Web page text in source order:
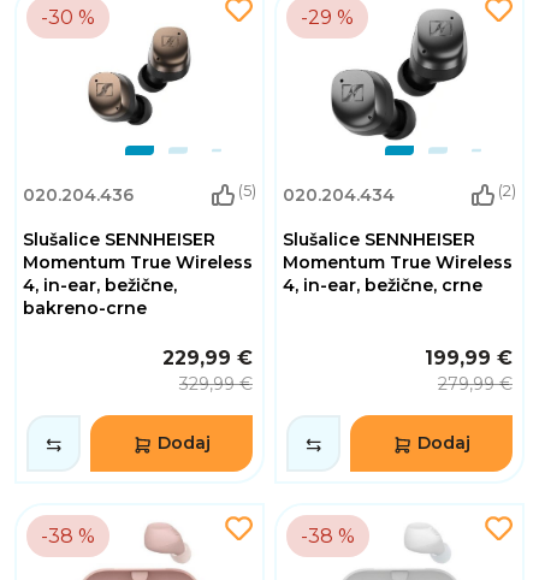
-30 %
020.204.436 (5)
Slušalice SENNHEISER
Momentum True Wireless
4, in-ear, bežične,
bakreno-crne
229,99 €
329,99 €
Dodaj
-29 %
020.204.434 (2)
Slušalice SENNHEISER
Momentum True Wireless
4, in-ear, bežične, crne
199,99 €
279,99 €
Dodaj
-38 % -38 %